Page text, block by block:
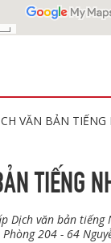
VĂN BẢN
TIẾNG
Dịch văn bản
204 - 64